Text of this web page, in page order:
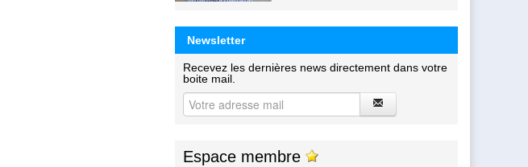
Newsletter
Recevez les dernières news directement dans votre
boite mail.
Espace membre